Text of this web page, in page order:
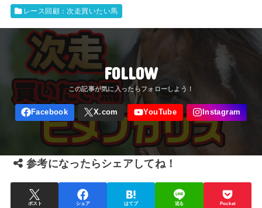
レース回顧：次走買いたい馬
FOLLOW
参考になったらシェアしてね！
ポスト シェア はてブ 送る Pocket